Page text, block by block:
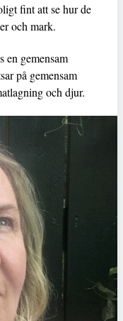
fint att se hur de
och mark.
en gemensam
på gemensam
och djur.